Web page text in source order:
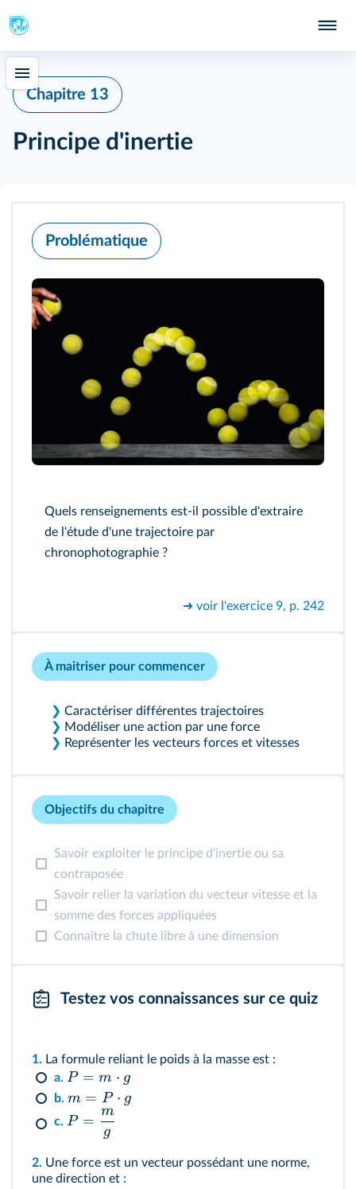
Chapitre 13
Principe d'inertie
Problématique
Quels renseignements est-il possible d'extraire
de l'étude d'une trajectoire par
chronophotographie ?
➜ voir l'exercice 9, p. 242
À maitriser pour commencer
❯ Caractériser différentes trajectoires
❯ Modéliser une action par une force
❯ Représenter les vecteurs forces et vitesses
Objectifs du chapitre
Savoir exploiter le principe d'inertie ou sa
contraposée
Savoir relier la variation du vecteur vitesse et la
somme des forces appliquées
Connaître la chute libre à une dimension
Testez vos connaissances sur ce quiz
1. La formule reliant le poids à la masse est :
a. P = m ⋅ g
b. m = P ⋅ g
c. P =
g
m
2. Une force est un vecteur possédant une norme,
une direction et :